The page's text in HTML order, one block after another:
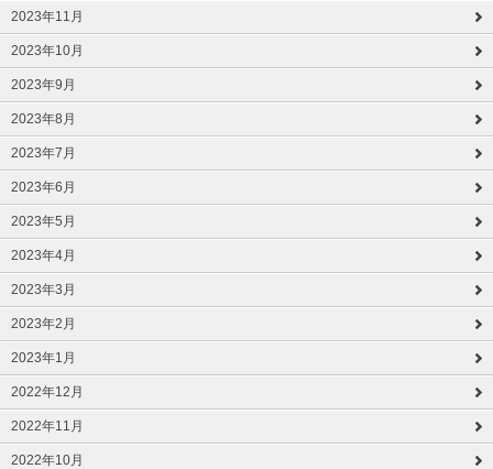
2023年11月
2023年10月
2023年9月
2023年8月
2023年7月
2023年6月
2023年5月
2023年4月
2023年3月
2023年2月
2023年1月
2022年12月
2022年11月
2022年10月